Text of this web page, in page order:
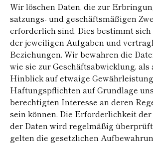
Wir löschen Daten, die zur
satzungs- und geschäftsmäßigen
erforderlich sind. Dies bestimmt
der jeweiligen Aufgaben und
Beziehungen. Wir bewahren die
wie sie zur Geschäftsabwicklung, als
Hinblick auf etwaige
Haftungspflichten auf Grundlage
berechtigten Interesse an deren
sein können. Die Erforderlichkeit
der Daten wird regelmäßig
gelten die gesetzlichen